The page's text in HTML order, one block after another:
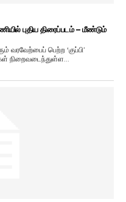
புதிய திரைப்படம் – மீண்டும்
வரவேற்பைப் பெற்ற ‘குப்பி’
நிறைவடைந்துள்ள...